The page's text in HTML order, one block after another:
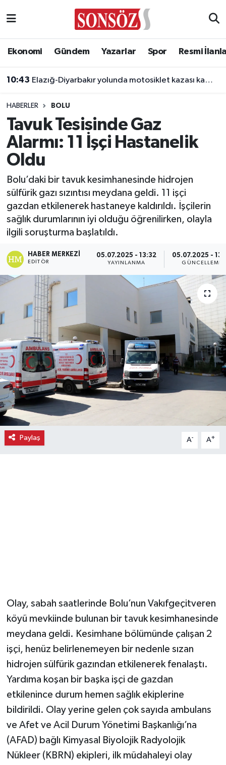
Ekonomi Gündem Yazarlar Spor Resmi
10:43 Elazığ-Diyarbakır yolunda motosiklet kazası kamerada
HABERLER BOLU
Tavuk Tesisinde Gaz
Alarmı: 11 İşçi Hastanelik
Oldu
Bolu’daki bir tavuk kesimhanesinde hidrojen
sülfürik gazı sızıntısı meydana geldi. 11 işçi
gazdan etkilenerek hastaneye kaldırıldı. İşçilerin
sağlık durumlarının iyi olduğu öğrenilirken, olayla
ilgili soruşturma başlatıldı.
HABER MERKEZI
EDITÖR
05.07.2025 - 13:32
YAYINLANMA
05.07.2025 -
GÜNCELLEME
Paylaş A- A+
Olay, sabah saatlerinde Bolu’nun Vakıfgeçitveren
köyü mevkiinde bulunan bir tavuk kesimhanesinde
meydana geldi. Kesimhane bölümünde çalışan 2
işçi, henüz belirlenemeyen bir nedenle sızan
hidrojen sülfürik gazından etkilenerek fenalaştı.
Yardıma koşan bir başka işçi de gazdan
etkilenince durum hemen sağlık ekiplerine
bildirildi. Olay yerine gelen çok sayıda ambulans
ve Afet ve Acil Durum Yönetimi Başkanlığı’na
(AFAD) bağlı Kimyasal Biyolojik Radyolojik
Nükleer (KBRN) ekipleri, ilk müdahaleyi olay
Asayiş
Biyografi
Çevre
Diğer
Dünya
Eğitim
Emlak
Gündem
Gurme
Haber
İlçe Haberleri
Keşfet
Sokak Hayvanlarını Sahiplendirme
Sonsöz Özel
Vasıta
Yaşam
Ankara Nöbetçi Eczaneler
Ankara Trafik Yoğunluk Haritası
Süper Lig Puan Durumu ve Fikstür
Tüm Manşetler
Son Dakika Haberleri
Haber Arşivi